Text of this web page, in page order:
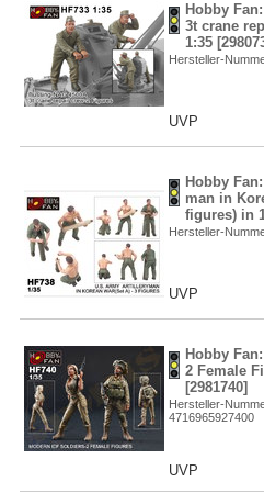
Hobby
3t crane
1:35
Hersteller-
UVP
Hobby
man in
figures) in
Hersteller-
UVP
Hobby
2 Female
[2981740]
Hersteller-
4716965927400
UVP